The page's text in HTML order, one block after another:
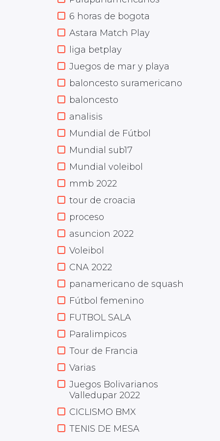
6 horas de bogota
Astara Match Play
liga betplay
Juegos de mar y playa
baloncesto suramericano
baloncesto
analisis
Mundial de Fútbol
Mundial sub17
Mundial voleibol
mmb 2022
tour de croacia
proceso
asuncion 2022
Voleibol
CNA 2022
panamericano de squash
Fútbol femenino
FUTBOL SALA
Paralimpicos
Tour de Francia
Varias
Juegos Bolivarianos
Valledupar 2022
CICLISMO BMX
TENIS DE MESA